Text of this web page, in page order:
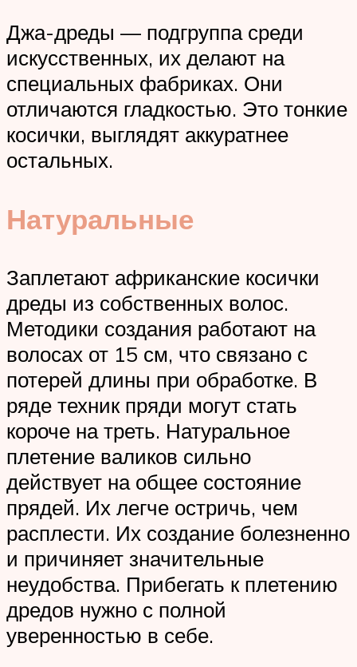
Джа-дреды — подгруппа среди
искусственных, их делают на
специальных фабриках. Они
отличаются гладкостью. Это тонкие
косички, выглядят аккуратнее
остальных.
Натуральные
Заплетают африканские косички
дреды из собственных волос.
Методики создания работают на
волосах от 15 см, что связано с
потерей длины при обработке. В
ряде техник пряди могут стать
короче на треть. Натуральное
плетение валиков сильно
действует на общее состояние
прядей. Их легче остричь, чем
расплести. Их создание болезненно
и причиняет значительные
неудобства. Прибегать к плетению
дредов нужно с полной
уверенностью в себе.